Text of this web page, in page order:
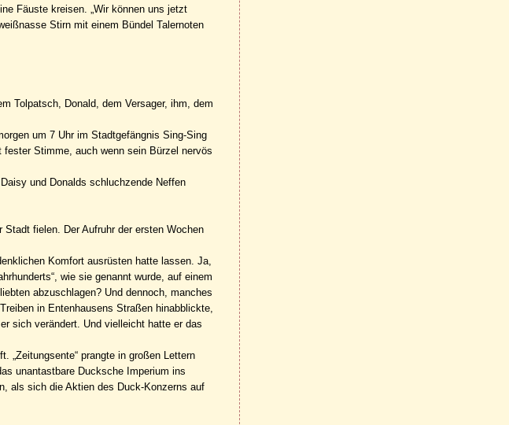
Fäuste kreisen. „Wir können uns jetzt
Stirn mit einem Bündel Talernoten
Tolpatsch, Donald, dem Versager, ihm, dem
um 7 Uhr im Stadtgefängnis Sing-Sing
Stimme, auch wenn sein Bürzel nervös
und Donalds schluchzende Neffen
fielen. Der Aufruhr der ersten Wochen
Komfort ausrüsten hatte lassen. Ja,
wie sie genannt wurde, auf einem
abzuschlagen? Und dennoch, manches
in Entenhausens Straßen hinabblickte,
sich verändert. Und vielleicht hatte er das
„Zeitungsente“ prangte in großen Lettern
unantastbare Ducksche Imperium ins
als sich die Aktien des Duck-Konzerns auf